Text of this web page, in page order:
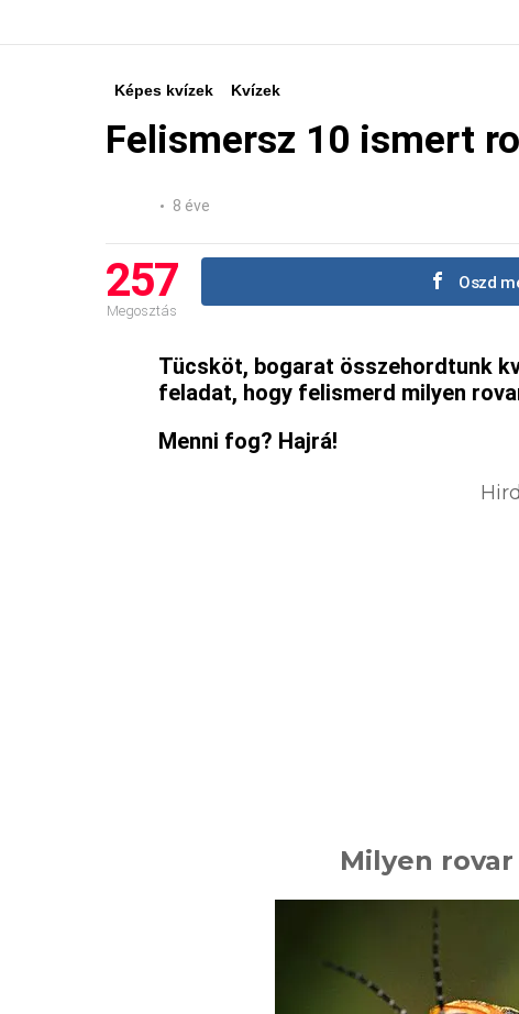
Képes kvízek Kvízek
Felismersz 10 ismert
8 éve
257
Megosztás
Oszd
Tücsköt, bogarat összehordtunk
feladat, hogy felismerd milyen
Menni fog? Hajrá!
Milyen